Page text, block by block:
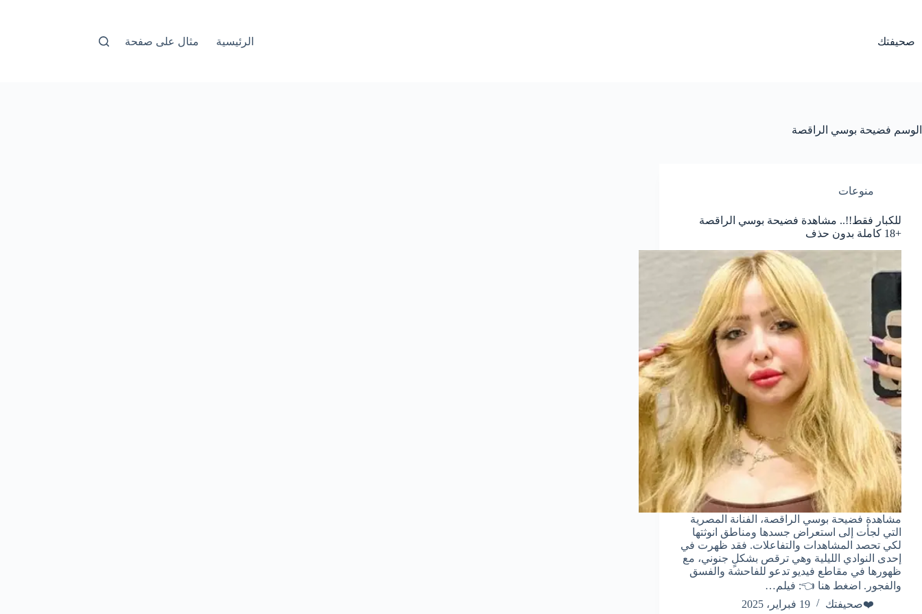
صحيفتك الرئيسية مثال على صفحة
الوسم فضيحة بوسي الراقصة
منوعات
للكبار فقط!!.. مشاهدة فضيحة بوسي الراقصة
+18 كاملة بدون حذف
مشاهدة فضيحة بوسي الراقصة، الفنانة المصرية
التي لجأت إلى استعراض جسدها ومناطق انوثتها
لكي تحصد المشاهدات والتفاعلات. فقد ظهرت في
إحدى النوادي الليلية وهي ترقص بشكلٍ جنوني، مع
ظهورها في مقاطع فيديو تدعو للفاحشة والفسق
والفجور. اضغط هنا 👈: فيلم…
❤️صحيفتك
19 فبراير، 2025